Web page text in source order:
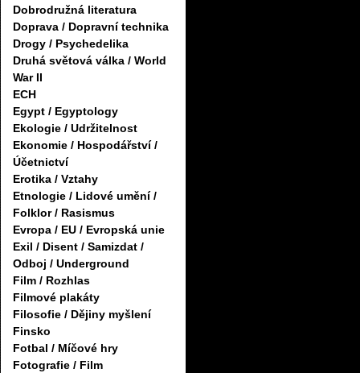
Dobrodružná literatura
Doprava / Dopravní technika
Drogy / Psychedelika
Druhá světová válka / World
War II
ECH
Egypt / Egyptology
Ekologie / Udržitelnost
Ekonomie / Hospodářství /
Účetnictví
Erotika / Vztahy
Etnologie / Lidové umění /
Folklor / Rasismus
Evropa / EU / Evropská unie
Exil / Disent / Samizdat /
Odboj / Underground
Film / Rozhlas
Filmové plakáty
Filosofie / Dějiny myšlení
Finsko
Fotbal / Míčové hry
Fotografie / Film